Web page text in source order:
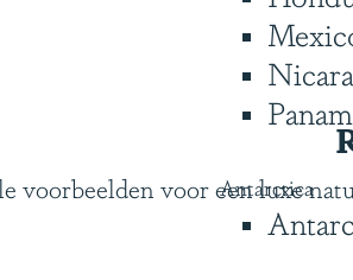
Antarctica
voorbeelden voor een luxe